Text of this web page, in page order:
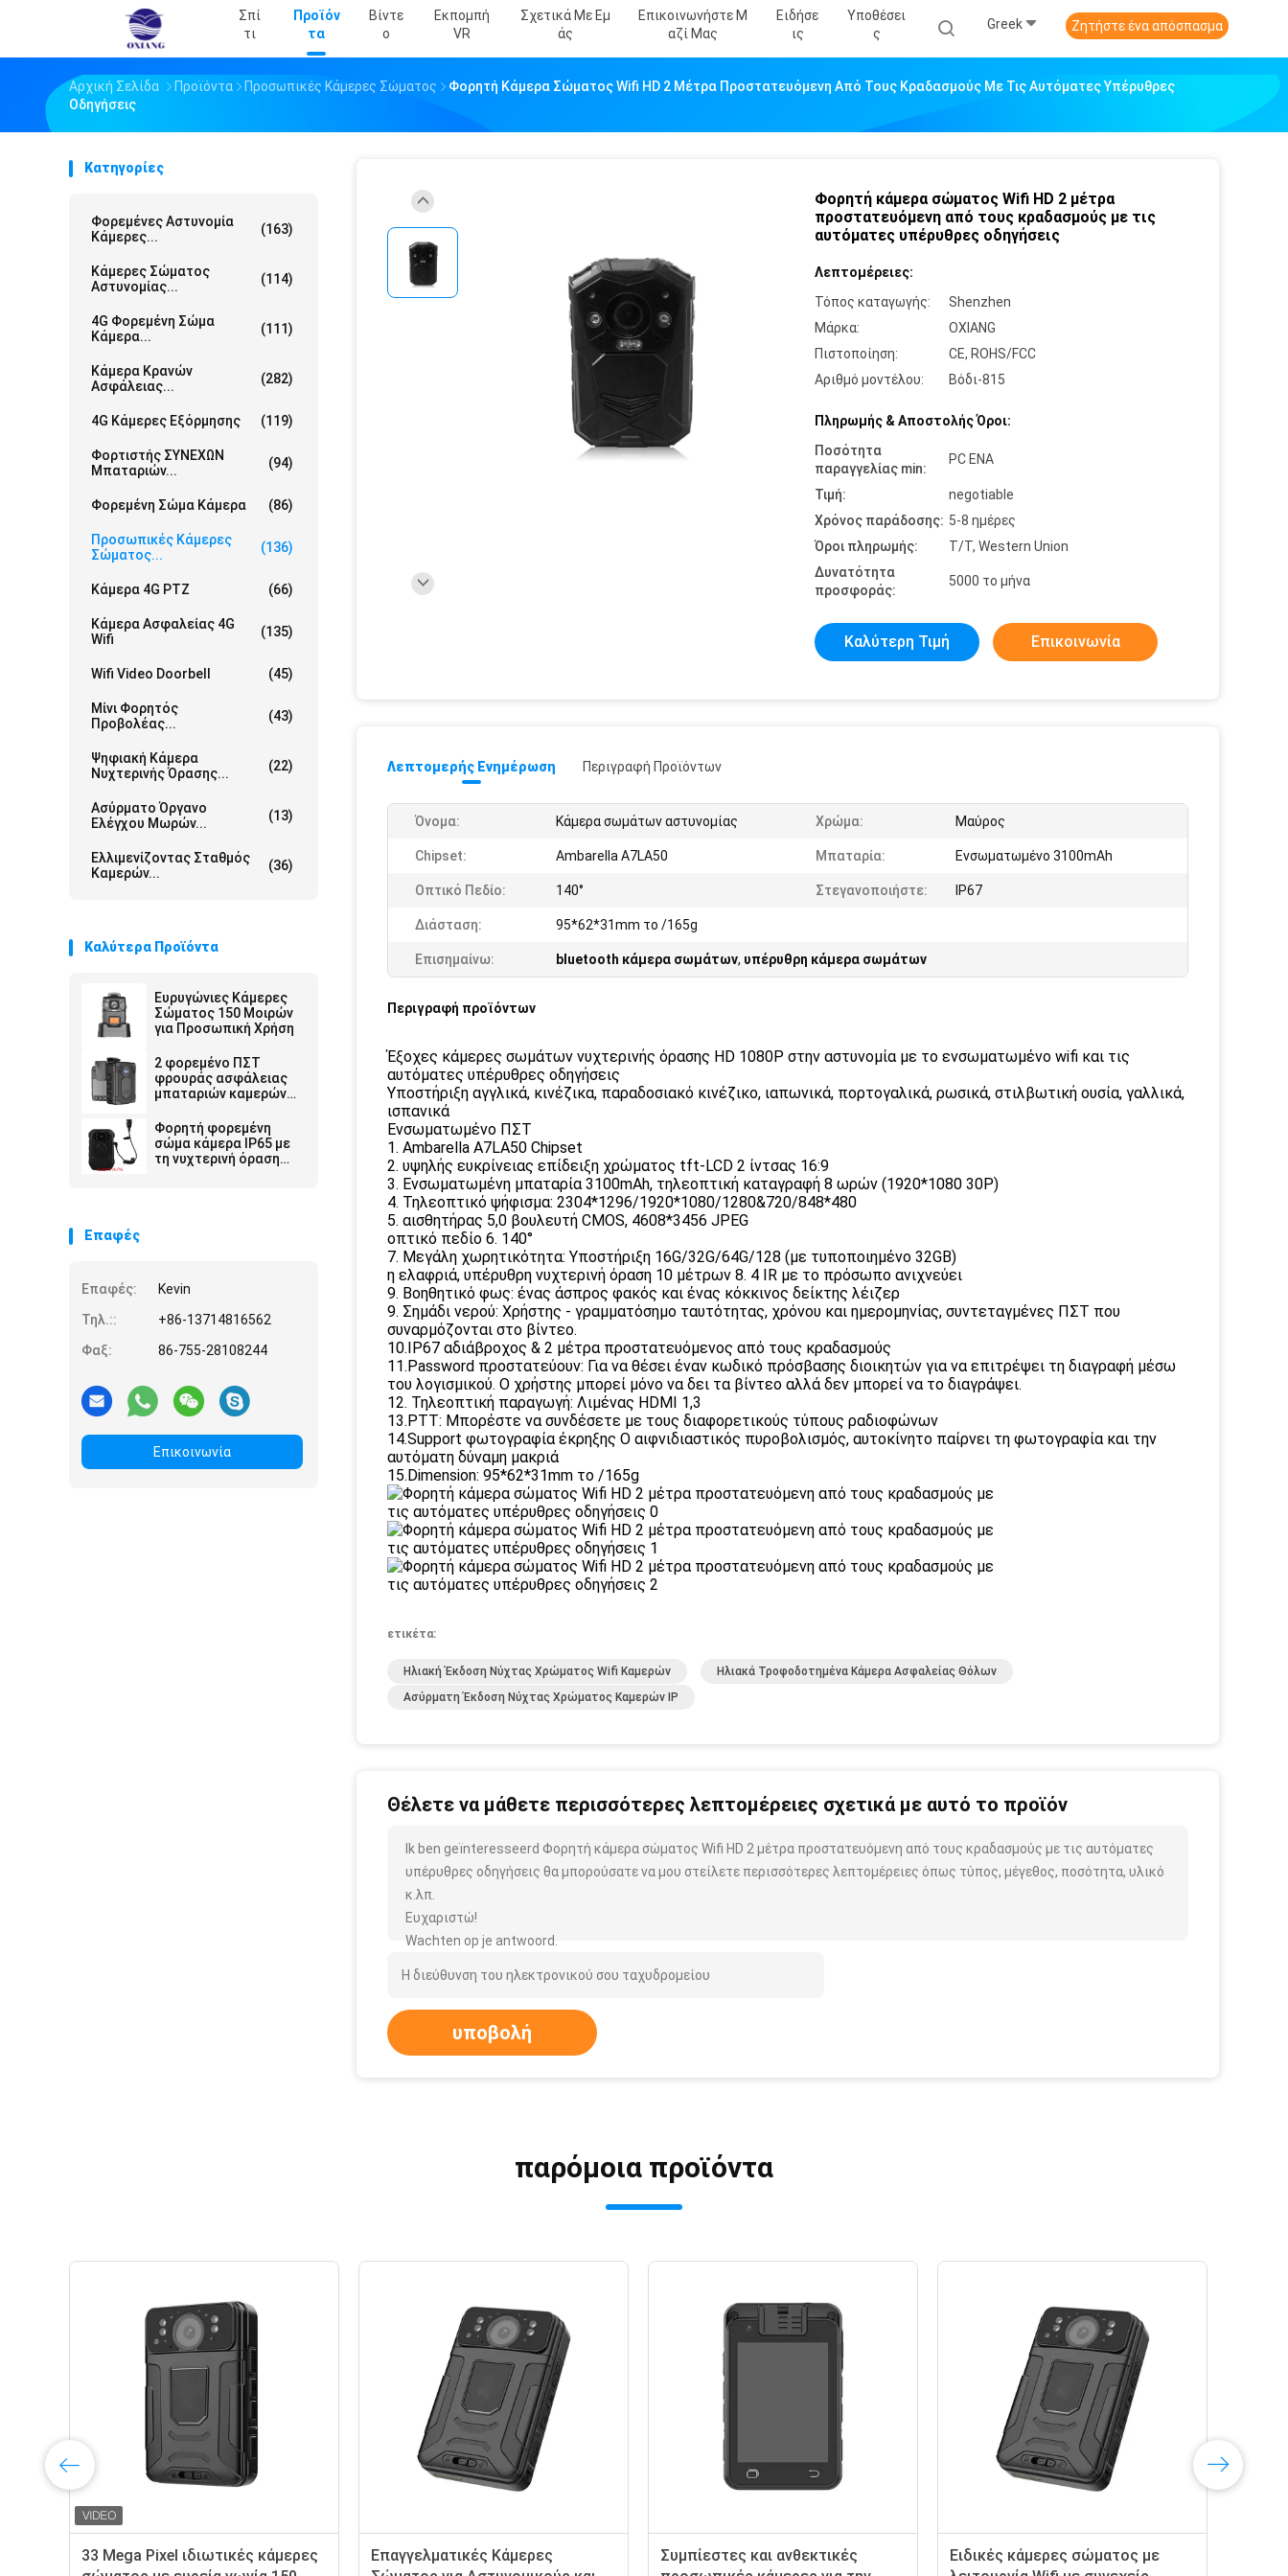
Σπί
Τι
Προϊόν
Τα
Βίντε
Ο
Εκπομπή
VR
Σχετικά Με Εμ
Άς
Επικοινωνήστε Μ
Αζί Μας
Ειδήσε
Ις
Υποθέσει
Σ
Greek Ζητήστε ένα απόσπασμα
Αρχική Σελίδα Προϊόντα Προσωπικές Κάμερες Σώματος
Φορητή Κάμερα Σώματος Wifi HD 2 Μέτρα Προστατευόμενη Από Τους Κραδασμούς Με Τις Αυτόματες Υπέρυθρες
Οδηγήσεις
Κατηγορίες
Φορεμένες Αστυνομία
Κάμερες...
(163)
Κάμερες Σώματος
Αστυνομίας...
(114)
4G Φορεμένη Σώμα
Κάμερα...
(111)
Κάμερα Κρανών
Ασφάλειας...
(282)
4G Κάμερες Εξόρμησης (119)
Φορτιστής ΣΥΝΕΧΩΝ
Μπαταριών...
(94)
Φορεμένη Σώμα Κάμερα (86)
Προσωπικές Κάμερες
Σώματος...
(136)
Κάμερα 4G PTZ (66)
Κάμερα Ασφαλείας 4G
Wifi
(135)
Wifi Video Doorbell (45)
Μίνι Φορητός
Προβολέας...
(43)
Ψηφιακή Κάμερα
Νυχτερινής Όρασης...
(22)
Ασύρματο Όργανο
Ελέγχου Μωρών...
(13)
Ελλιμενίζοντας Σταθμός
Καμερών...
(36)
Καλύτερα Προϊόντα
Ευρυγώνιες Κάμερες
Σώματος 150 Μοιρών
για Προσωπική Χρήση
2 φορεμένο ΠΣΤ
φρουράς ασφάλειας
μπαταριών καμερών
νόμου ίντσας 1080P
σώμα
Φορητή φορεμένη
σώμα κάμερα IP65 με
τη νυχτερινή όραση
Επαφές
Επαφές:
Kevin
Τηλ.::
+86-13714816562
Φαξ:
86-755-28108244
Επικοινωνία
Φορητή κάμερα σώματος Wifi HD 2 μέτρα
προστατευόμενη από τους κραδασμούς με τις
αυτόματες υπέρυθρες οδηγήσεις
Λεπτομέρειες:
Τόπος καταγωγής:
Shenzhen
Μάρκα:
OXIANG
Πιστοποίηση:
CE, ROHS/FCC
Αριθμό μοντέλου:
Βόδι-815
Πληρωμής & Αποστολής Όροι:
Ποσότητα
παραγγελίας min:
PC ΕΝΑ
Τιμή:
negotiable
Χρόνος παράδοσης: 5-8 ημέρες
Όροι πληρωμής:
T/T, Western Union
Δυνατότητα
προσφοράς:
5000 το μήνα
Καλύτερη Τιμή Επικοινωνία
Λεπτομερής Ενημέρωση Περιγραφή Προϊόντων
Όνομα: Κάμερα σωμάτων αστυνομίας Χρώμα: Μαύρος
Chipset: Ambarella A7LA50 Μπαταρία: Ενσωματωμένο 3100mAh
Οπτικό Πεδίο: 140° Στεγανοποιήστε: IP67
Διάσταση: 95*62*31mm το /165g
Επισημαίνω: bluetooth κάμερα σωμάτων, υπέρυθρη κάμερα σωμάτων
Περιγραφή προϊόντων
Έξοχες κάμερες σωμάτων νυχτερινής όρασης HD 1080P στην αστυνομία με το ενσωματωμένο wifi και τις
αυτόματες υπέρυθρες οδηγήσεις
Υποστήριξη αγγλικά, κινέζικα, παραδοσιακό κινέζικο, ιαπωνικά, πορτογαλικά, ρωσικά, στιλβωτική ουσία, γαλλικά,
ισπανικά
Ενσωματωμένο ΠΣΤ
1. Ambarella A7LA50 Chipset
2. υψηλής ευκρίνειας επίδειξη χρώματος tft-LCD 2 ίντσας 16:9
3. Ενσωματωμένη μπαταρία 3100mAh, τηλεοπτική καταγραφή 8 ωρών (1920*1080 30P)
4. Τηλεοπτικό ψήφισμα: 2304*1296/1920*1080/1280&720/848*480
5. αισθητήρας 5,0 βουλευτή CMOS, 4608*3456 JPEG
οπτικό πεδίο 6. 140°
7. Μεγάλη χωρητικότητα: Υποστήριξη 16G/32G/64G/128 (με τυποποιημένο 32GB)
η ελαφριά, υπέρυθρη νυχτερινή όραση 10 μέτρων 8. 4 IR με το πρόσωπο ανιχνεύει
9. Βοηθητικό φως: ένας άσπρος φακός και ένας κόκκινος δείκτης λέιζερ
9. Σημάδι νερού: Χρήστης - γραμματόσημο ταυτότητας, χρόνου και ημερομηνίας, συντεταγμένες ΠΣΤ που
συναρμόζονται στο βίντεο.
10.IP67 αδιάβροχος & 2 μέτρα προστατευόμενος από τους κραδασμούς
11.Password προστατεύουν: Για να θέσει έναν κωδικό πρόσβασης διοικητών για να επιτρέψει τη διαγραφή μέσω
του λογισμικού. Ο χρήστης μπορεί μόνο να δει τα βίντεο αλλά δεν μπορεί να το διαγράψει.
12. Τηλεοπτική παραγωγή: Λιμένας HDMI 1,3
13.PTT: Μπορέστε να συνδέσετε με τους διαφορετικούς τύπους ραδιοφώνων
14.Support φωτογραφία έκρηξης Ο αιφνιδιαστικός πυροβολισμός, αυτοκίνητο παίρνει τη φωτογραφία και την
αυτόματη δύναμη μακριά
15.Dimension: 95*62*31mm το /165g
ετικέτα:
Ηλιακή Έκδοση Νύχτας Χρώματος Wifi Καμερών
Ηλιακά Τροφοδοτημένα Κάμερα Ασφαλείας Θόλων
Ασύρματη Έκδοση Νύχτας Χρώματος Καμερών IP
Θέλετε να μάθετε περισσότερες λεπτομέρειες σχετικά με αυτό το προϊόν
Ik ben geïnteresseerd Φορητή κάμερα σώματος Wifi HD 2 μέτρα προστατευόμενη από τους κραδασμούς με τις αυτόματες
υπέρυθρες οδηγήσεις θα μπορούσατε να μου στείλετε περισσότερες λεπτομέρειες όπως τύπος, μέγεθος, ποσότητα, υλικό
κ.λπ.
Ευχαριστώ!
Wachten op je antwoord.
υποβολή
παρόμοια προϊόντα
33 Mega Pixel ιδιωτικές κάμερες
Επαγγελματικές Κάμερες
Συμπίεστες και ανθεκτικές
Ειδικές κάμερες σώματος με